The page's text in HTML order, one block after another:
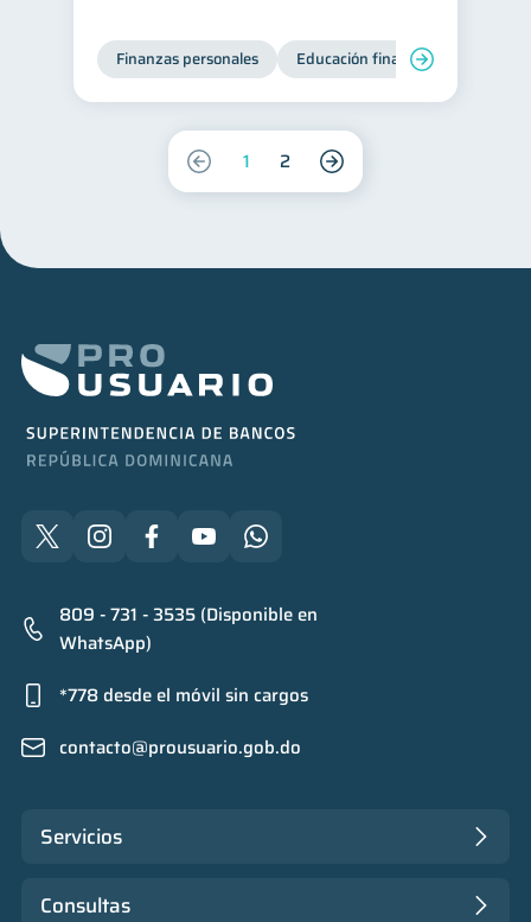
Finanzas personales Educación financiera
1 2
809 - 731 - 3535 (Disponible en
WhatsApp)
*778 desde el móvil sin cargos
contacto@prousuario.gob.do
Servicios
Consultas